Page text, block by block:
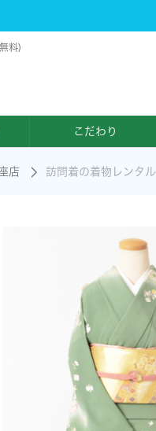
料)
こだわり
店 訪問着の着物レンタル